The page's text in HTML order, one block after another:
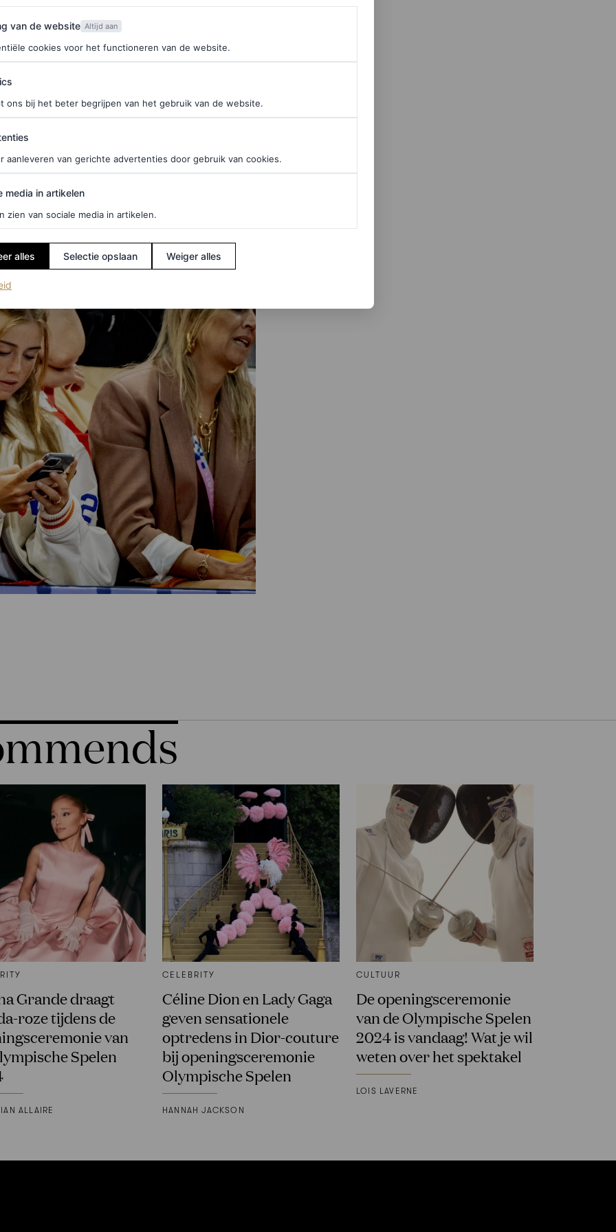
cijfers 24 voor het jaartal. Op de voorkant van de
groot logo.
hier in voor de Vogue-nieuwsbrief.
tegen Turkije, werd Alexia opnieuw gespot
met een zwarte outfit en droeg ze haar haar
favoriete item voor de Spelen heeft gevonden.
dus je kunt er net zo bij zitten als onze
Grande draagt
roze tijdens de
van
Spelen
ALLAIRE
CELEBRITY
Céline Dion en Lady Gaga
geven sensationele
optredens in Dior-couture
bij openingsceremonie
Olympische Spelen
HANNAH JACKSON
CULTUUR
De openingsceremonie
van de Olympische Spelen
2024 is vandaag! Wat je wil
weten over het spektakel
LOIS LAVERNE
de website
van de website Altijd aan
cookies voor het functioneren van de website.
ons bij het beter begrijpen van het gebruik van de website.
aanleveren van gerichte advertenties door gebruik van cookies.
in artikelen
media in artikelen
zien van sociale media in artikelen.
alles Selectie opslaan Weiger alles